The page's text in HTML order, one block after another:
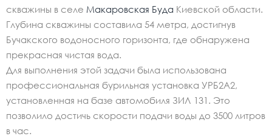
скважины в селе Макаровская Буда Киевской области.
Глубина скважины составила 54 метра, достигнув
Бучакского водоносного горизонта, где обнаружена
прекрасная чистая вода.
Для выполнения этой задачи была использована
профессиональная бурильная установка УРБ2А2,
установленная на базе автомобиля ЗИЛ 131. Это
позволило достичь скорости подачи воды до 3500 литров
в час.